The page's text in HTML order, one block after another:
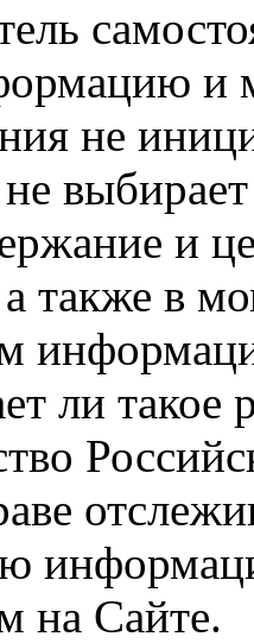
и
не
и
также в
ли
на Сайте.